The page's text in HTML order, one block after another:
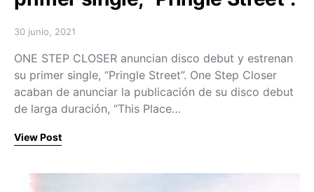
Posted on
30 junio, 2021
ONE STEP CLOSER anuncian disco debut y estrenan
su primer single, “Pringle Street”. One Step Closer
acaban de anunciar la publicación de su disco debut
de larga duración, “This Place…
View Post